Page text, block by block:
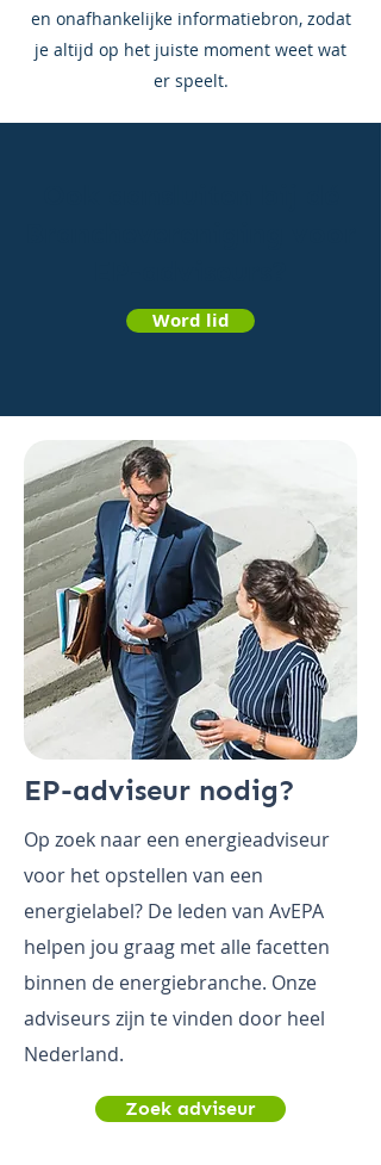
en onafhankelijke informatiebron, zodat
je altijd op het juiste moment weet wat
er speelt.
Word lid
EP-adviseur nodig?
Op zoek naar een energieadviseur
voor het opstellen van een
energielabel? De leden van AvEPA
helpen jou graag met alle facetten
binnen de energiebranche. Onze
adviseurs zijn te vinden door heel
Nederland.
Zoek adviseur